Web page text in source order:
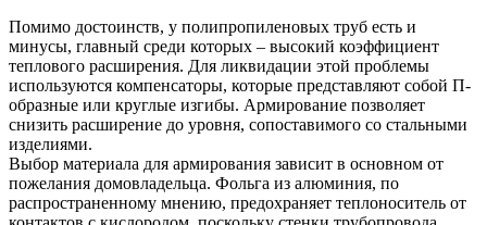
Помимо достоинств, у полипропиленовых труб есть и
минусы, главный среди которых – высокий коэффициент
теплового расширения. Для ликвидации этой проблемы
используются компенсаторы, которые представляют собой П-
образные или круглые изгибы. Армирование позволяет
снизить расширение до уровня, сопоставимого со стальными
изделиями.
Выбор материала для армирования зависит в основном от
пожелания домовладельца. Фольга из алюминия, по
распространенному мнению, предохраняет теплоноситель от